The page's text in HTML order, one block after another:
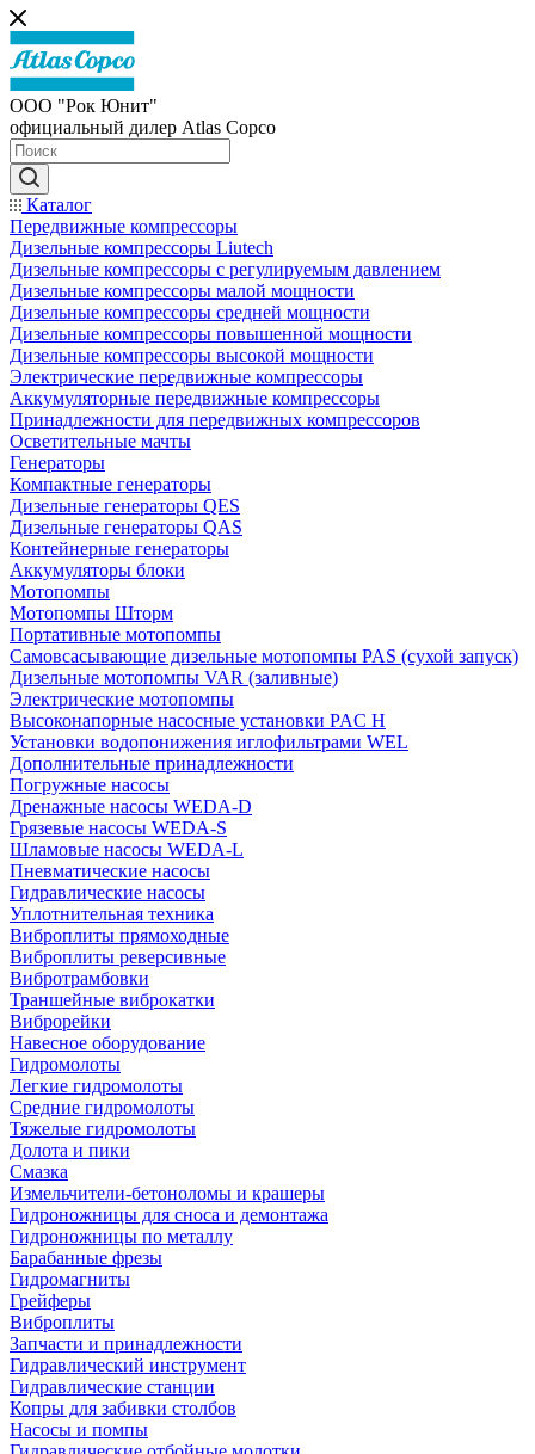
ООО "Рок Юнит"
официальный дилер Atlas Copco
Каталог
Передвижные компрессоры
Дизельные компрессоры Liutech
Дизельные компрессоры с регулируемым давлением
Дизельные компрессоры малой мощности
Дизельные компрессоры средней мощности
Дизельные компрессоры повышенной мощности
Дизельные компрессоры высокой мощности
Электрические передвижные компрессоры
Аккумуляторные передвижные компрессоры
Принадлежности для передвижных компрессоров
Осветительные мачты
Генераторы
Компактные генераторы
Дизельные генераторы QES
Дизельные генераторы QAS
Контейнерные генераторы
Аккумуляторы блоки
Мотопомпы
Мотопомпы Шторм
Портативные мотопомпы
Самовсасывающие дизельные мотопомпы PAS (сухой запуск)
Дизельные мотопомпы VAR (заливные)
Электрические мотопомпы
Высоконапорные насосные установки PAC H
Установки водопонижения иглофильтрами WEL
Дополнительные принадлежности
Погружные насосы
Дренажные насосы WEDA-D
Грязевые насосы WEDA-S
Шламовые насосы WEDA-L
Пневматические насосы
Гидравлические насосы
Уплотнительная техника
Виброплиты прямоходные
Виброплиты реверсивные
Вибротрамбовки
Траншейные виброкатки
Виброрейки
Навесное оборудование
Гидромолоты
Легкие гидромолоты
Средние гидромолоты
Тяжелые гидромолоты
Долота и пики
Смазка
Измельчители-бетоноломы и крашеры
Гидроножницы для сноса и демонтажа
Гидроножницы по металлу
Барабанные фрезы
Гидромагниты
Грейферы
Виброплиты
Запчасти и принадлежности
Гидравлический инструмент
Гидравлические станции
Копры для забивки столбов
Насосы и помпы